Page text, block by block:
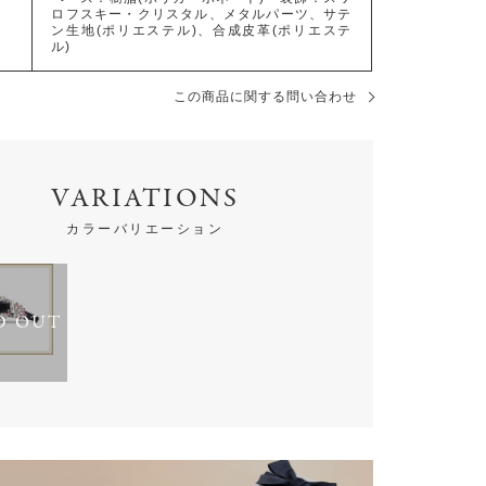
ロフスキー・クリスタル、メタルパーツ、サテ
ン生地(ポリエステル)、合成皮革(ポリエステ
ル)
この商品に関する問い合わせ
VARIATIONS
カラーバリエーション
OUT